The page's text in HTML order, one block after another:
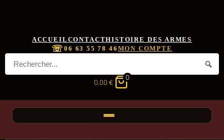
ACCUEIL CONTACTHISTOIRE DES ARMES
☏06 63 55 78 46 MON COMPTE
0,00 €
0